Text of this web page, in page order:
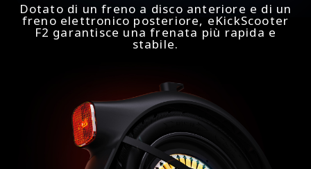
Dotato di un freno a disco anteriore e di un
freno elettronico posteriore, eKickScooter
F2 garantisce una frenata più rapida e
stabile.